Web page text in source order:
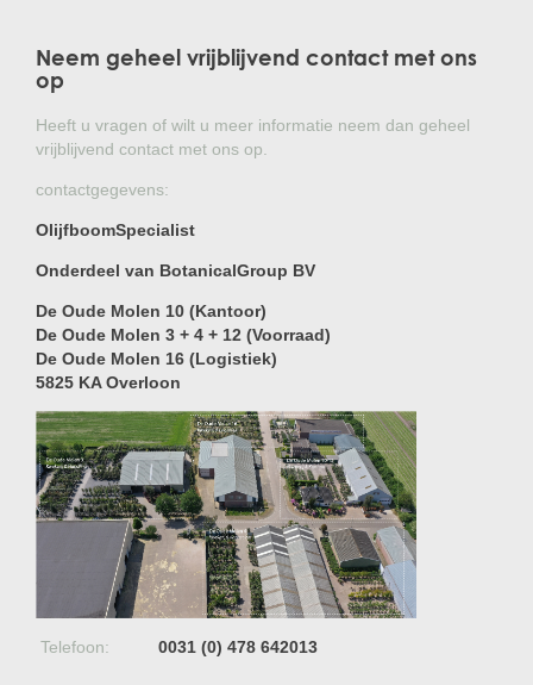
Neem geheel vrijblijvend contact met ons
op
Heeft u vragen of wilt u meer informatie neem dan geheel
vrijblijvend contact met ons op.
contactgegevens:
OlijfboomSpecialist
Onderdeel van BotanicalGroup BV
De Oude Molen 10 (Kantoor)
De Oude Molen 3 + 4 + 12 (Voorraad)
De Oude Molen 16 (Logistiek)
5825 KA Overloon
Telefoon: 0031 (0) 478 642013